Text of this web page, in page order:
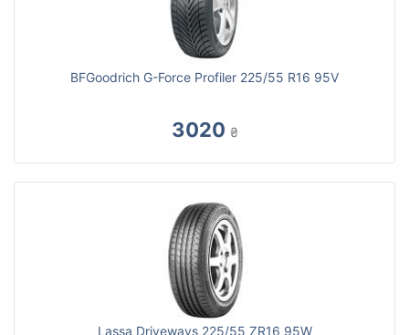
BFGoodrich G-Force Profiler 225/55 R16 95V
3020 ₴
Lassa Driveways 225/55 ZR16 95W